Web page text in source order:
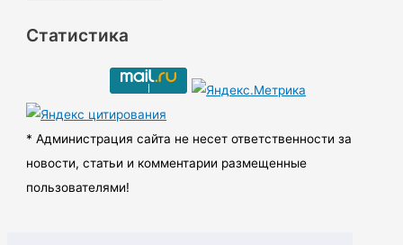
х
ы
Статистика
* Администрация сайта не несет ответственности за
новости, статьи и комментарии размещенные
пользователями!